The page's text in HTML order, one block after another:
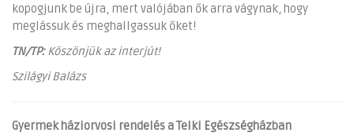
kopogjunk be újra, mert valójában ők arra vágynak, hogy
meglássuk és meghallgassuk őket!
TN/TP:Köszönjük az interjút!
Szilágyi Balázs
Gyermek háziorvosi rendelés a Telki Egészségházban